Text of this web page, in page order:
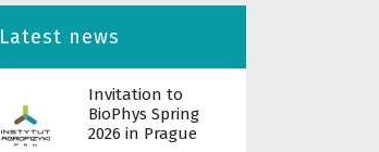
Latest news
Invitation to
BioPhys Spring
2026 in Prague